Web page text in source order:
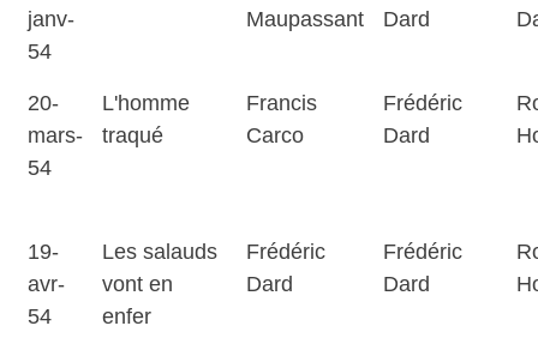
janv-
54
Maupassant
Dard
20-
mars-
54
L'homme
traqué
Francis
Carco
Frédéric
Dard
19-
avr-
54
Les salauds
vont en
enfer
Frédéric
Dard
Frédéric
Dard